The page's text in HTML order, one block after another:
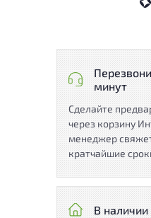
минут
Сделайте
через корзину
менеджер
кратчайшие
В наличии